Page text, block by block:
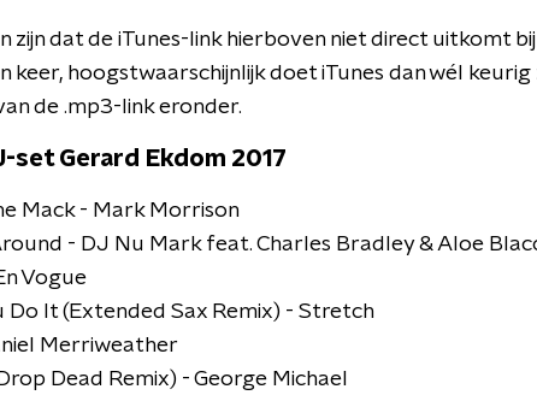
zijn dat de iTunes-link hierboven niet direct uitkomt
keer, hoogstwaarschijnlijk doet iTunes dan wél keurig
de .mp3-link eronder.
set Gerard Ekdom 2017
Mack - Mark Morrison
- DJ Nu Mark feat. Charles Bradley & Aloe
Vogue
Do It (Extended Sax Remix) - Stretch
Merriweather
Dead Remix) - George Michael